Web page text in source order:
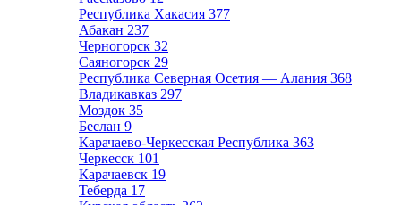
Республика Хакасия 377
Абакан 237
Черногорск 32
Саяногорск 29
Республика Северная Осетия — Алания 368
Владикавказ 297
Моздок 35
Беслан 9
Карачаево-Черкесская Республика 363
Черкесск 101
Карачаевск 19
Теберда 17